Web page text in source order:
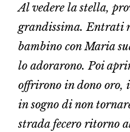
Al vedere la stella,
grandissima. Entrati
bambino con Maria
lo adorarono. Poi
offrirono in dono oro,
in sogno di non
strada fecero ritorno